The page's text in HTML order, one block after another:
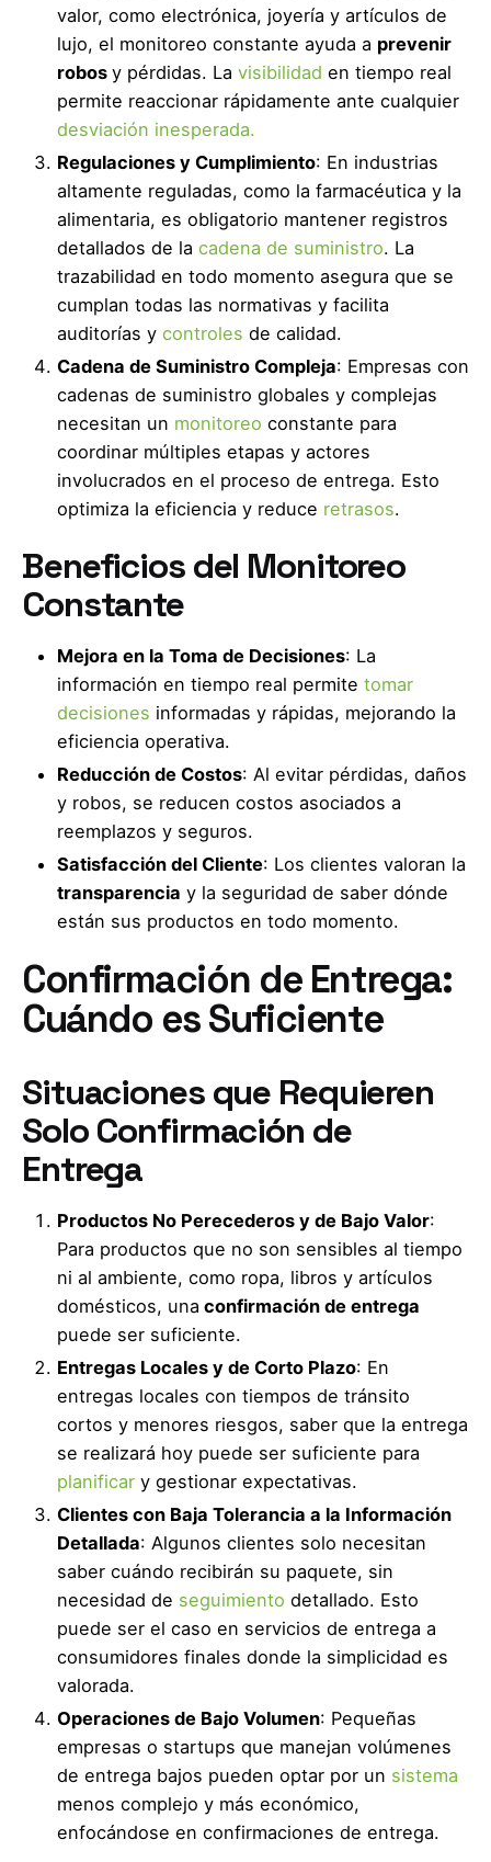
valor, como electrónica, joyería y artículos de
lujo, el monitoreo constante ayuda a prevenir
robos y pérdidas. La visibilidad en tiempo real
permite reaccionar rápidamente ante cualquier
desviación inesperada.
Regulaciones y Cumplimiento: En industrias
altamente reguladas, como la farmacéutica y la
alimentaria, es obligatorio mantener registros
detallados de la cadena de suministro. La
trazabilidad en todo momento asegura que se
cumplan todas las normativas y facilita
auditorías y controles de calidad.
Cadena de Suministro Compleja: Empresas con
cadenas de suministro globales y complejas
necesitan un monitoreo constante para
coordinar múltiples etapas y actores
involucrados en el proceso de entrega. Esto
optimiza la eficiencia y reduce retrasos.
Beneficios del Monitoreo
Constante
Mejora en la Toma de Decisiones: La
información en tiempo real permite tomar
decisiones informadas y rápidas, mejorando la
eficiencia operativa.
Reducción de Costos: Al evitar pérdidas, daños
y robos, se reducen costos asociados a
reemplazos y seguros.
Satisfacción del Cliente: Los clientes valoran la
transparencia y la seguridad de saber dónde
están sus productos en todo momento.
Confirmación de Entrega:
Cuándo es Suficiente
Situaciones que Requieren
Solo Confirmación de
Entrega
Productos No Perecederos y de Bajo Valor:
Para productos que no son sensibles al tiempo
ni al ambiente, como ropa, libros y artículos
domésticos, una confirmación de entrega
puede ser suficiente.
Entregas Locales y de Corto Plazo: En
entregas locales con tiempos de tránsito
cortos y menores riesgos, saber que la entrega
se realizará hoy puede ser suficiente para
planificar y gestionar expectativas.
Clientes con Baja Tolerancia a la Información
Detallada: Algunos clientes solo necesitan
saber cuándo recibirán su paquete, sin
necesidad de seguimiento detallado. Esto
puede ser el caso en servicios de entrega a
consumidores finales donde la simplicidad es
valorada.
Operaciones de Bajo Volumen: Pequeñas
empresas o startups que manejan volúmenes
de entrega bajos pueden optar por un sistema
menos complejo y más económico,
enfocándose en confirmaciones de entrega.